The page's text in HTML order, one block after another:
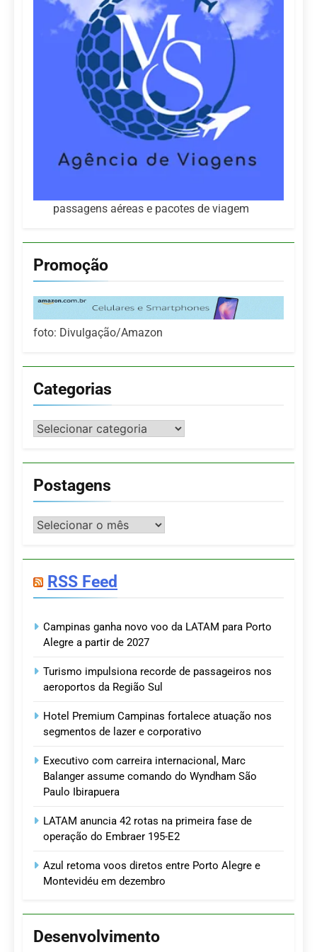
passagens aéreas e pacotes de viagem
Promoção
foto: Divulgação/Amazon
Categorias
Categorias
Postagens
Postagens
RSS Feed
Campinas ganha novo voo da LATAM para Porto
Alegre a partir de 2027
Turismo impulsiona recorde de passageiros nos
aeroportos da Região Sul
Hotel Premium Campinas fortalece atuação nos
segmentos de lazer e corporativo
Executivo com carreira internacional, Marc
Balanger assume comando do Wyndham São
Paulo Ibirapuera
LATAM anuncia 42 rotas na primeira fase de
operação do Embraer 195-E2
Azul retoma voos diretos entre Porto Alegre e
Montevidéu em dezembro
Desenvolvimento